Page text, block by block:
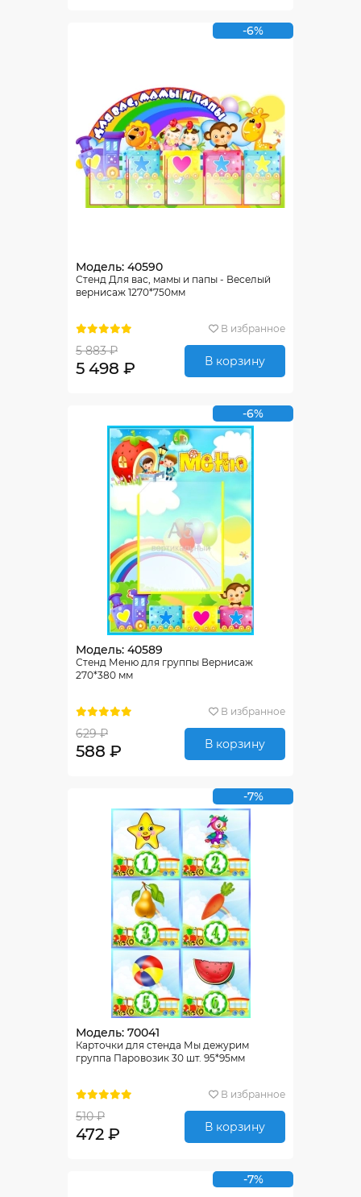
-6%
Модель: 40590
Стенд Для вас, мамы и папы - Веселый
вернисаж 1270*750мм
В избранное
5 883 ₽
5 498 ₽ В корзину
-6%
Модель: 40589
Стенд Меню для группы Вернисаж
270*380 мм
В избранное
629 ₽
588 ₽ В корзину
-7%
Модель: 70041
Карточки для стенда Мы дежурим
группа Паровозик 30 шт. 95*95мм
В избранное
510 ₽
472 ₽ В корзину
-7%